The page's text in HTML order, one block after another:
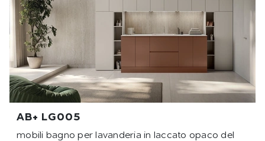
AB+ LG005
mobili bagno per lavanderia in laccato opaco del